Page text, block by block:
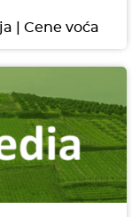
| Cene voća